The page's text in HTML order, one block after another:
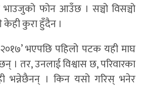
फोन आउँछ । सञ्चो विसञ्चो
कुरा हुँदैन ।
भएपछि पहिलो पटक यही माघ
। तर, उनलाई विश्वास छ, परिवारका
भन्नेछैनन् । किन यसो गरिस् भनेर